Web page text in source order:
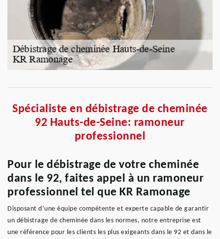
Spécialiste en débistrage de cheminée
92 Hauts-de-Seine: ramoneur
professionnel
Pour le débistrage de votre cheminée
dans le 92, faites appel à un ramoneur
professionnel tel que KR Ramonage
Disposant d’une équipe compétente et experte capable de garantir
un débistrage de cheminée dans les normes, notre entreprise est
une référence pour les clients les plus exigeants dans le 92 et dans le